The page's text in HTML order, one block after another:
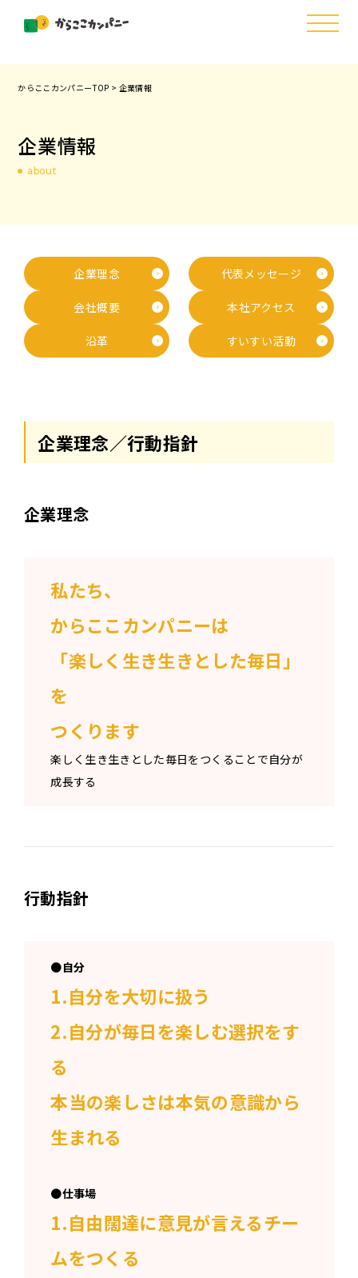
からここカンパニーTOP > 企業情報
企業情報
about
企業理念 代表メッセージ
会社概要 本社アクセス
沿革 すいすい活動
企業理念／行動指針
企業理念
私たち、
からここカンパニーは
「楽しく生き生きとした毎日」
を
つくります
楽しく生き生きとした毎日をつくることで自分が
成長する
行動指針
●自分
1.自分を大切に扱う
2.自分が毎日を楽しむ選択をす
る
本当の楽しさは本気の意識から
生まれる
●仕事場
1.自由闊達に意見が言えるチー
ムをつくる